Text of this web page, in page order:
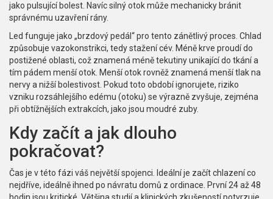
jako pulsující bolest. Navíc silný otok může mechanicky bránit
správnému uzavření rány.
Led funguje jako „brzdový pedál“ pro tento zánětlivý proces. Chlad
způsobuje vazokonstrikci, tedy stažení cév. Méně krve proudí do
postižené oblasti, což znamená méně tekutiny unikající do tkání a
tím pádem menší otok. Menší otok rovněž znamená menší tlak na
nervy a nižší bolestivost. Pokud toto období ignorujete, riziko
vzniku rozsáhlejšího edému (otoku) se výrazně zvyšuje, zejména
při obtížnějších extrakcích, jako jsou moudré zuby.
Kdy začít a jak dlouho
pokračovat?
Čas je v této fázi váš největší spojenci. Ideální je začít chlazení co
nejdříve, ideálně ihned po návratu domů z ordinace. První 24 až 48